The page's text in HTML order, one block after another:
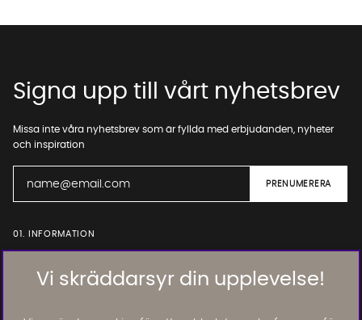
Vi skräddarsyr din upplevelse!
Signa upp till vårt nyhetsbrev
Missa inte våra nyhetsbrev som är fyllda med erbjudanden, nyheter
och inspiration
01. INFORMATION